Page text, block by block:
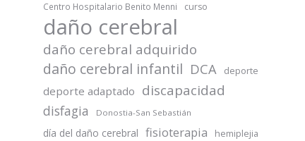
Centro Hospitalario Benito Menni curso
daño cerebral
daño cerebral adquirido
daño cerebral infantil DCA deporte
deporte adaptado discapacidad
disfagia Donostia-San Sebastián
día del daño cerebral fisioterapia hemiplejia